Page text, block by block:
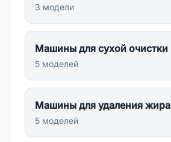
3 модели
Машины для сухой очистки
5 моделей
Машины для удаления жира
5 моделей